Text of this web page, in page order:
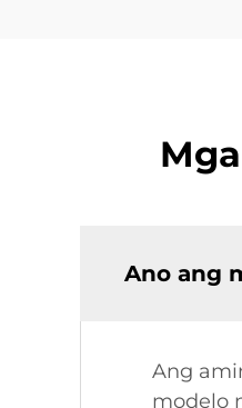
Ano ang
Ang
modelo